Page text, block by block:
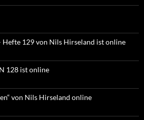
129 von Nils Hirseland ist online
128 ist online
von Nils Hirseland online